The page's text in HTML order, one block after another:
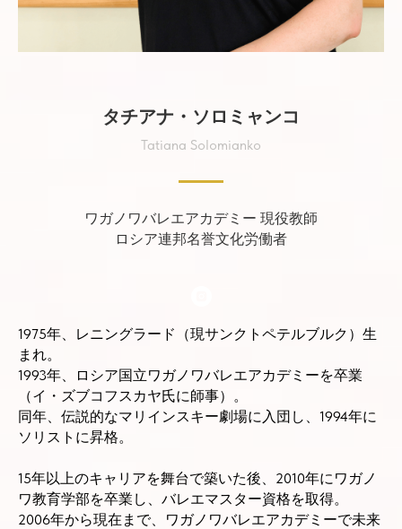
タチアナ・ソロミャンコ
Tatiana Solomianko
ワガノワバレエアカデミー 現役教師
ロシア連邦名誉文化労働者
1975年、レニングラード（現サンクトペテルブルク）生
まれ。
1993年、ロシア国立ワガノワバレエアカデミーを卒業
（イ・ズブコフスカヤ氏に師事）。
同年、伝説的なマリインスキー劇場に入団し、1994年に
ソリストに昇格。
15年以上のキャリアを舞台で築いた後、2010年にワガノ
ワ教育学部を卒業し、バレエマスター資格を取得。
2006年から現在まで、ワガノワバレエアカデミーで未来